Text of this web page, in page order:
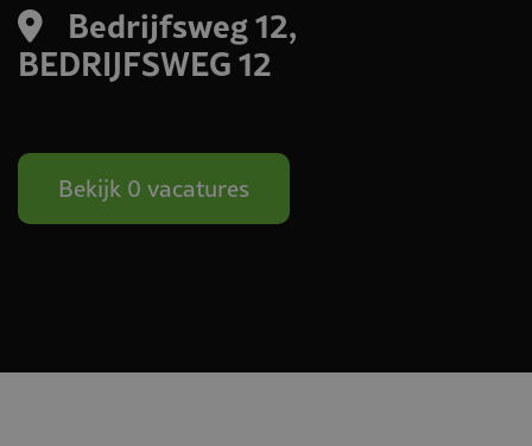
Bedrijfsweg 12,
BEDRIJFSWEG 12
Bekijk 0 vacatures